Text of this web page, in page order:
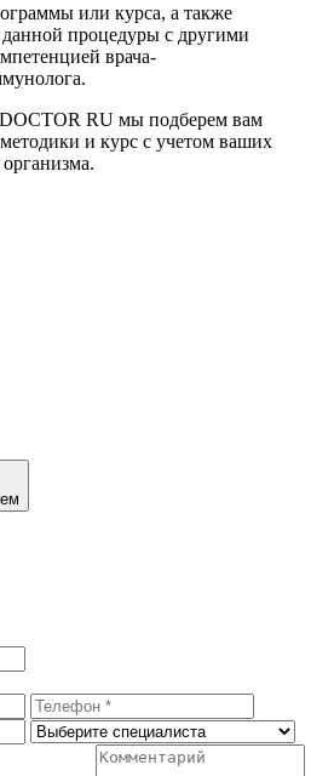
или курса, а также
процедуры с другими
врача-
RU мы подберем вам
и курс с учетом ваших